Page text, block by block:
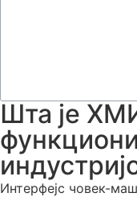
Шта је
Интерфејс човек-